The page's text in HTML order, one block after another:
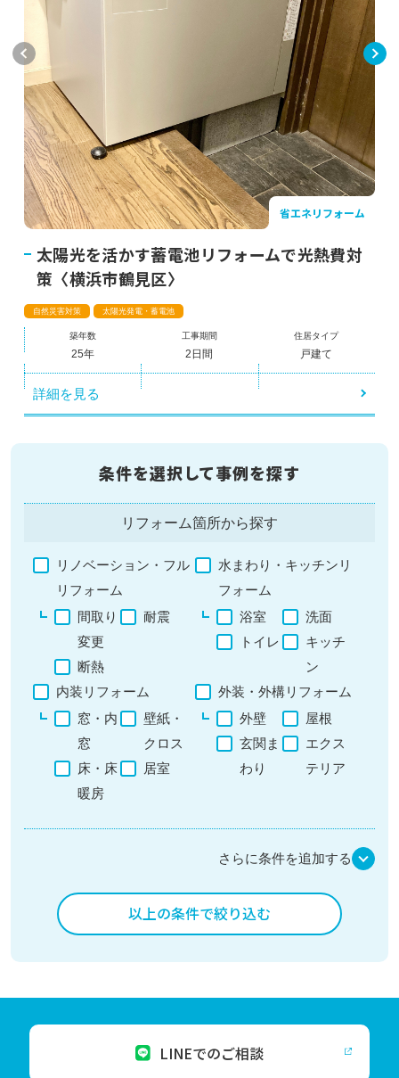
省エネリフォーム
太陽光を活かす蓄電池リフォームで光熱費対
策〈横浜市鶴見区〉
自然災害対策 太陽光発電・蓄電池
築年数
25年
工事期間
2日間
住居タイプ
戸建て
詳細を見る
条件を選択して事例を探す
リフォーム箇所から探す
リノベーション・フル
リフォーム
間取り
変更
耐震
断熱
水まわり・キッチンリ
フォーム
浴室
洗面
トイレ
キッチ
ン
内装リフォーム
窓・内
窓
壁紙・
クロス
床・床
暖房
居室
外装・外構リフォーム
外壁
屋根
玄関ま
わり
エクス
テリア
さらに条件を追加する
以上の条件で絞り込む
LINEでのご相談